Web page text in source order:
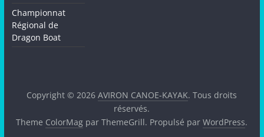
Championnat
Régional de
Dragon Boat
Copyright © 2026AVIRON CANOE-KAYAK. Tous droits
réservés.
Theme ColorMag par ThemeGrill. Propulsé parWordPress.